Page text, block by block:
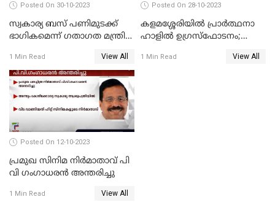
Posted On 30-10-2023
സ്വകാര്യ ബസ് പണിമുടക്ക്
ഭാഗികമെന്ന് ഗതാഗത മന്ത്രി
1 Min Read View All
Posted On 28-10-2023
കളമശ്ശേരിയിൽ പ്രാർത്ഥനാ
ഹാളിൽ ഉഗ്രസ്‌ഫോടനം;
പേരുടെ നില ഗുരുതരം
1 Min Read View All
Posted On 12-10-2023
പ്രമുഖ സിനിമ നിർമാതാവ് പി
വി ഗംഗാധരൻ അന്തരിച്ചു
1 Min Read View All